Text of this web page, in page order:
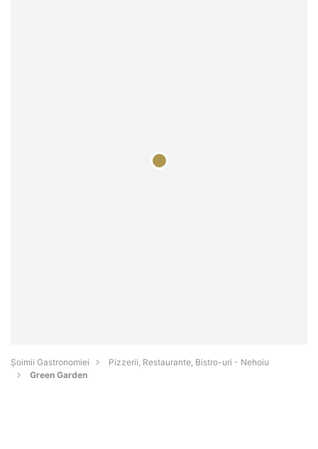
Șoimii Gastronomiei
Pizzerii, Restaurante, Bistro-uri - Nehoiu
Green Garden